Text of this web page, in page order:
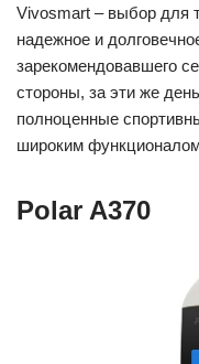
Vivosmart – выбор для
надежное и
зарекомендовавшего
стороны, за эти же
полноценные
широким
Polar A370